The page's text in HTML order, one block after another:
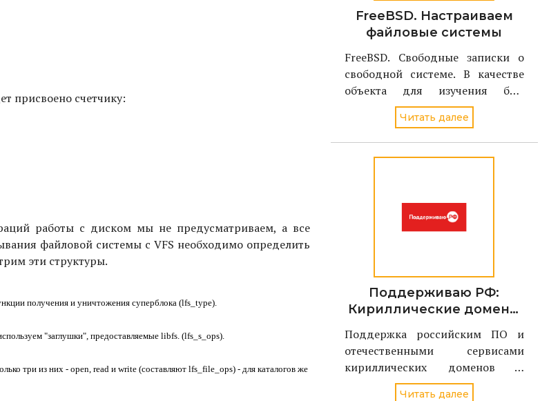
присвоено счетчику:
работы с диском мы не предусматриваем, а все
файловой системы с VFS необходимо определить
эти структуры.
получения и уничтожения суперблока (lfs_type).
"заглушки", предоставляемые libfs. (lfs_s_ops).
три из них - open, read и write (составляют lfs_file_ops) - для каталогов же
FreeBSD. Настраиваем
файловые системы
FreeBSD. Свободные записки о
свободной системе. В качестве
объекта для изучения был
избран однодисковый вариант
FreeBSD стабильной версии - 4.2
Читать далее
Поддерживаю РФ:
Кириллические домены
поддерживаться в
российском ПО и
сервисах
Поддержка российским ПО и
отечественными сервисами
кириллических доменов и
адресов электронной почты
Читать далее